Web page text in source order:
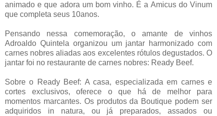
animado e que adora um bom vinho. É a Amicus do Vinum
que completa seus 10anos.
Pensando nessa comemoração, o amante de vinhos
Adroaldo Quintela organizou um jantar harmonizado com
carnes nobres aliadas aos excelentes rótulos degustados. O
jantar foi no restaurante de carnes nobres: Ready Beef.
Sobre o Ready Beef: A casa, especializada em carnes e
cortes exclusivos, oferece o que há de melhor para
momentos marcantes. Os produtos da Boutique podem ser
adquiridos in natura, ou já preparados, assados ou